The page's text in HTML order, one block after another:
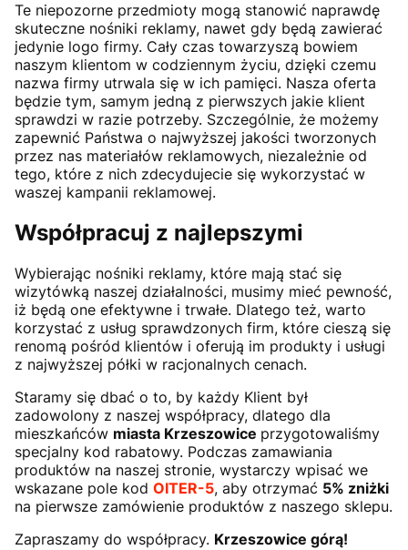
Te niepozorne przedmioty mogą stanowić naprawdę
skuteczne nośniki reklamy, nawet gdy będą zawierać
jedynie logo firmy. Cały czas towarzyszą bowiem
naszym klientom w codziennym życiu, dzięki czemu
nazwa firmy utrwala się w ich pamięci. Nasza oferta
będzie tym, samym jedną z pierwszych jakie klient
sprawdzi w razie potrzeby. Szczególnie, że możemy
zapewnić Państwa o najwyższej jakości tworzonych
przez nas materiałów reklamowych, niezależnie od
tego, które z nich zdecydujecie się wykorzystać w
waszej kampanii reklamowej.
Współpracuj z najlepszymi
Wybierając nośniki reklamy, które mają stać się
wizytówką naszej działalności, musimy mieć pewność,
iż będą one efektywne i trwałe. Dlatego też, warto
korzystać z usług sprawdzonych firm, które cieszą się
renomą pośród klientów i oferują im produkty i usługi
z najwyższej półki w racjonalnych cenach.
Staramy się dbać o to, by każdy Klient był
zadowolony z naszej współpracy, dlatego dla
mieszkańców miasta Krzeszowice przygotowaliśmy
specjalny kod rabatowy. Podczas zamawiania
produktów na naszej stronie, wystarczy wpisać we
wskazane pole kod OITER-5, aby otrzymać 5% zniżki
na pierwsze zamówienie produktów z naszego sklepu.
Zapraszamy do współpracy. Krzeszowice górą!